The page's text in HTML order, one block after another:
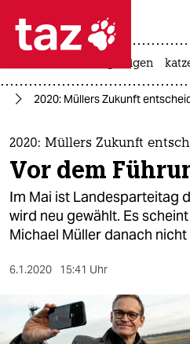
 taz zahl
taz zahl ich
themen
politik
öko
sport
bergsteigen
2020: Müllers Zukunft
2020: Müllers Zukunft
Vor dem
Im Mai ist Landesparteitag
wird neu gewählt. Es
Michael Müller danach
6.1.2020 15:41 Uhr